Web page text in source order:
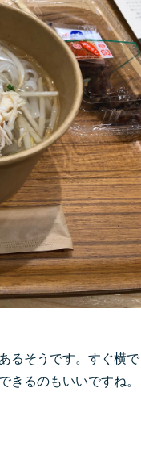
るそうです。すぐ横で
るのもいいですね。